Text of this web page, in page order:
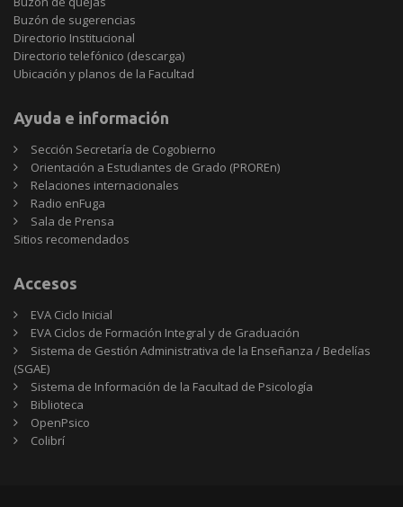
Buzón de sugerencias
Directorio Institucional
Directorio telefónico (descarga)
Ubicación y planos de la Facultad
Ayuda e información
Sección Secretaría de Cogobierno
Orientación a Estudiantes de Grado (PROREn)
Relaciones internacionales
Radio enFuga
Sala de Prensa
Sitios
Sitios recomendados
Accesos
EVA Ciclo Inicial
EVA Ciclos de Formación Integral y de Graduación
Sistema de Gestión Administrativa de la Enseñanza / Bedelías
(SGAE)
Sistema de Información de la Facultad de Psicología
Biblioteca
OpenPsico
Colibrí